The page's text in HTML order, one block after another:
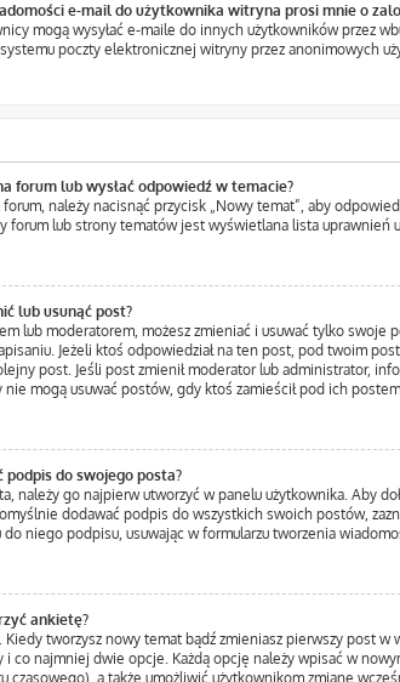
e-mail do użytkownika witryna prosi mnie o
mogą wysyłać e-maile do innych użytkowników przez
poczty elektronicznej witryny przez anonimowych
forum lub wysłać odpowiedź w temacie?
należy nacisnąć przycisk „Nowy temat”, aby
forum lub strony tematów jest wyświetlana lista uprawnień
lub usunąć post?
lub moderatorem, możesz zmieniać i usuwać tylko swoje
Jeżeli ktoś odpowiedział na ten post, pod twoim
post. Jeśli post zmienił moderator lub administrator,
mogą usuwać postów, gdy ktoś zamieścił pod ich
podpis do swojego posta?
należy go najpierw utworzyć w panelu użytkownika. Aby
dodawać podpis do wszystkich swoich postów,
niego podpisu, usuwając w formularzu tworzenia
ankietę?
tworzysz nowy temat bądź zmieniasz pierwszy post
i co najmniej dwie opcje. Każdą opcję należy wpisać w
czasowego), a także umożliwić użytkownikom zmianę